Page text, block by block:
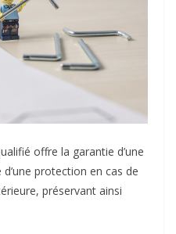
offre la garantie d’une
protection en cas de
préservant ainsi